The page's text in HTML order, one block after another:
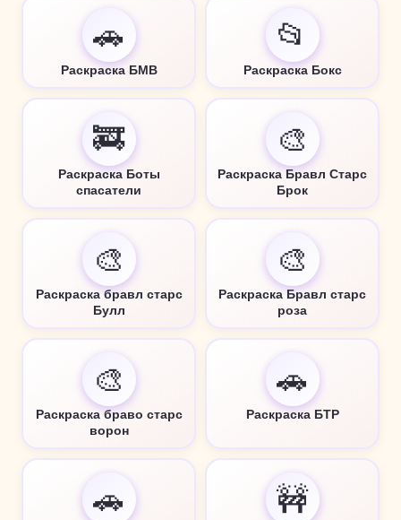
🚗
Раскраска БМВ
📂
Раскраска Бокс
🚒
Раскраска Боты
спасатели
🎨
Раскраска Бравл Старс
Брок
🎨
Раскраска бравл старс
Булл
🎨
Раскраска Бравл старс
роза
🎨
Раскраска браво старс
ворон
🚗
Раскраска БТР
🚗 🚧